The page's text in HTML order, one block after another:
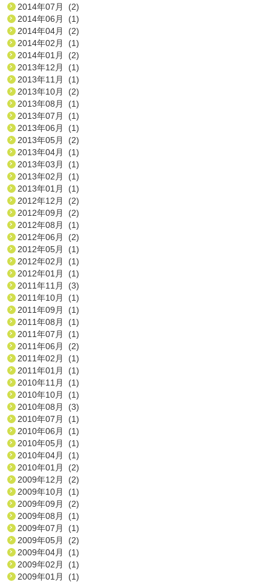
2014年07月 (2)
2014年06月 (1)
2014年04月 (2)
2014年02月 (1)
2014年01月 (2)
2013年12月 (1)
2013年11月 (1)
2013年10月 (2)
2013年08月 (1)
2013年07月 (1)
2013年06月 (1)
2013年05月 (2)
2013年04月 (1)
2013年03月 (1)
2013年02月 (1)
2013年01月 (1)
2012年12月 (2)
2012年09月 (2)
2012年08月 (1)
2012年06月 (2)
2012年05月 (1)
2012年02月 (1)
2012年01月 (1)
2011年11月 (3)
2011年10月 (1)
2011年09月 (1)
2011年08月 (1)
2011年07月 (1)
2011年06月 (2)
2011年02月 (1)
2011年01月 (1)
2010年11月 (1)
2010年10月 (1)
2010年08月 (3)
2010年07月 (1)
2010年06月 (1)
2010年05月 (1)
2010年04月 (1)
2010年01月 (2)
2009年12月 (2)
2009年10月 (1)
2009年09月 (2)
2009年08月 (1)
2009年07月 (1)
2009年05月 (2)
2009年04月 (1)
2009年02月 (1)
2009年01月 (1)